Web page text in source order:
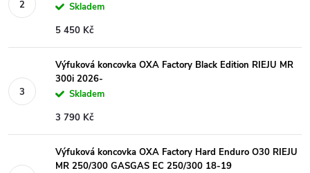
Skladem
5 450 Kč
Výfuková koncovka OXA Factory Black Edition RIEJU MR
300i 2026-
Skladem
3 790 Kč
Výfuková koncovka OXA Factory Hard Enduro O30 RIEJU
MR 250/300 GASGAS EC 250/300 18-19